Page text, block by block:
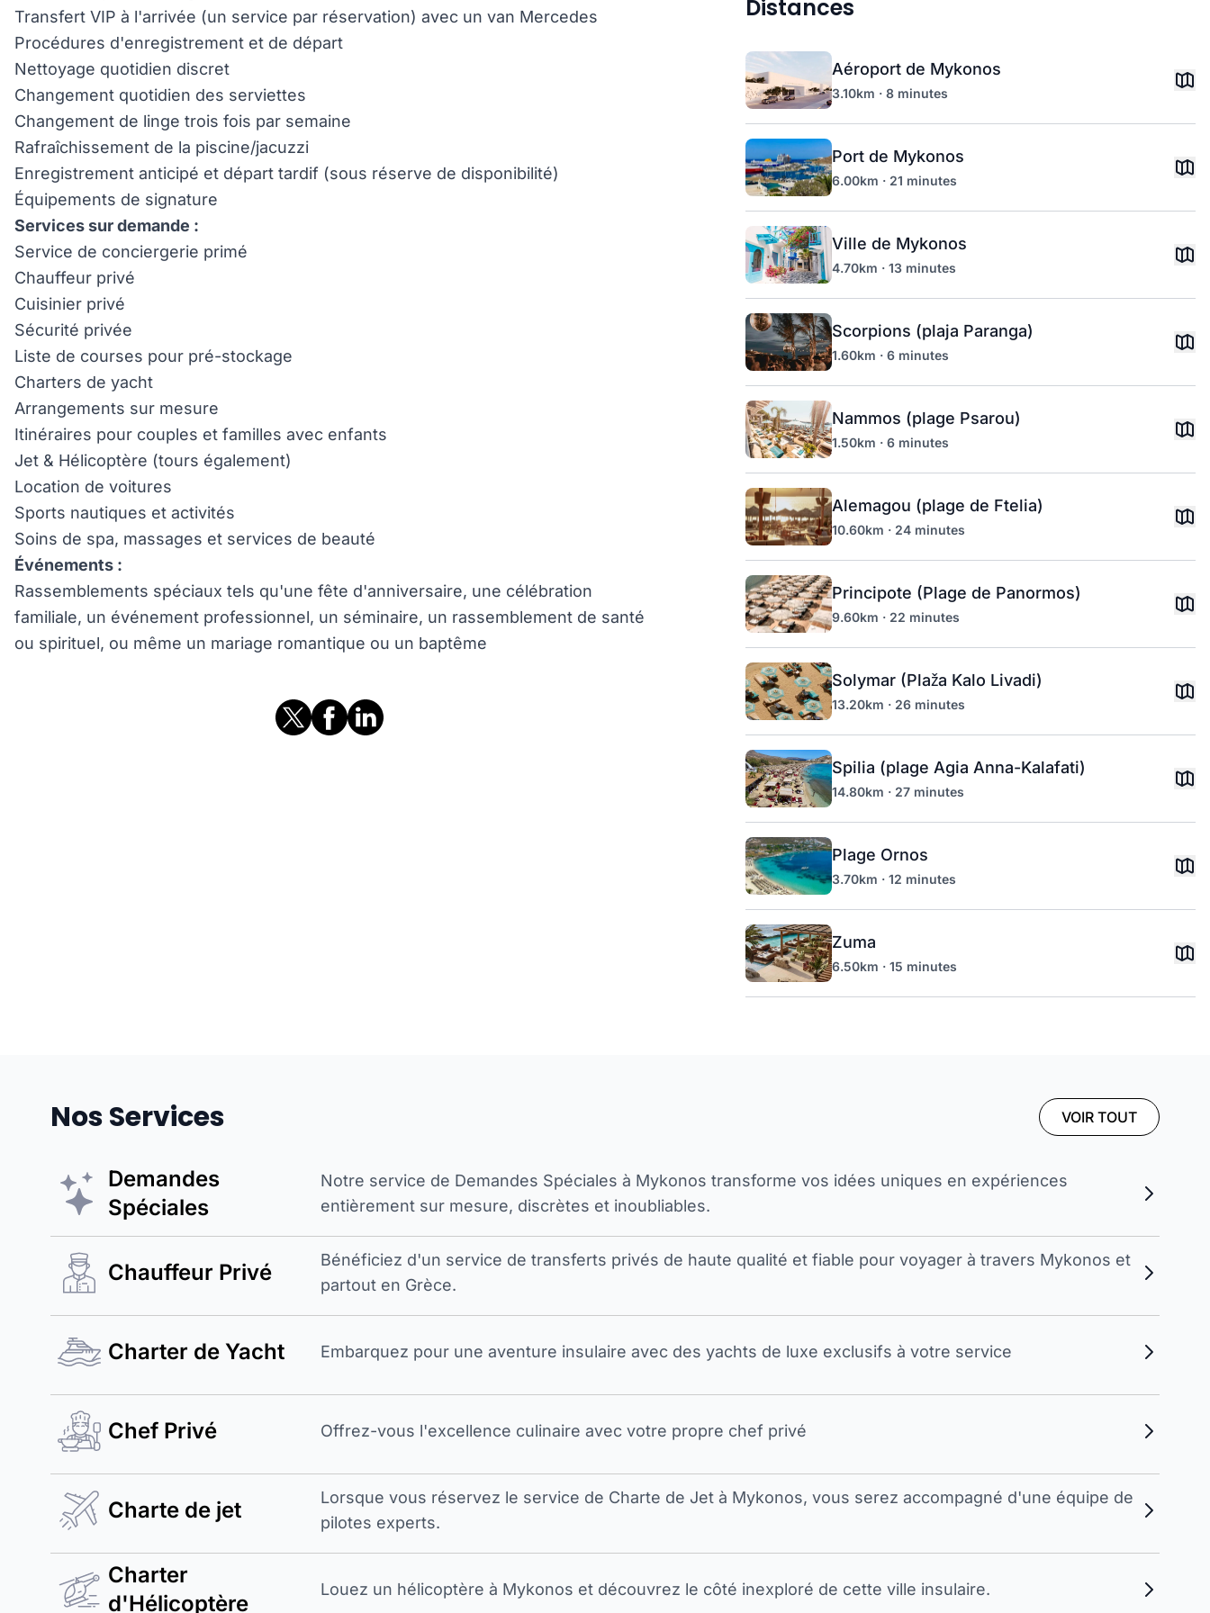
Transfert VIP à l'arrivée (un service par réservation) avec un van Mercedes
Procédures d'enregistrement et de départ
Nettoyage quotidien discret
Changement quotidien des serviettes
Changement de linge trois fois par semaine
Rafraîchissement de la piscine/jacuzzi
Enregistrement anticipé et départ tardif (sous réserve de disponibilité)
Équipements de signature
Services sur demande :
Service de conciergerie primé
Chauffeur privé
Cuisinier privé
Sécurité privée
Liste de courses pour pré-stockage
Charters de yacht
Arrangements sur mesure
Itinéraires pour couples et familles avec enfants
Jet & Hélicoptère (tours également)
Location de voitures
Sports nautiques et activités
Soins de spa, massages et services de beauté
Événements :
Rassemblements spéciaux tels qu'une fête d'anniversaire, une célébration
familiale, un événement professionnel, un séminaire, un rassemblement de santé
ou spirituel, ou même un mariage romantique ou un baptême
Distances
Aéroport de Mykonos
3.10km · 8 minutes
Port de Mykonos
6.00km · 21 minutes
Ville de Mykonos
4.70km · 13 minutes
Scorpions (plaja Paranga)
1.60km · 6 minutes
Nammos (plage Psarou)
1.50km · 6 minutes
Alemagou (plage de Ftelia)
10.60km · 24 minutes
Principote (Plage de Panormos)
9.60km · 22 minutes
Solymar (Plaža Kalo Livadi)
13.20km · 26 minutes
Spilia (plage Agia Anna-Kalafati)
14.80km · 27 minutes
Plage Ornos
3.70km · 12 minutes
Zuma
6.50km · 15 minutes
Nos Services VOIR TOUT
Demandes
Spéciales
Notre service de Demandes Spéciales à Mykonos transforme vos idées uniques en expériences
entièrement sur mesure, discrètes et inoubliables.
Chauffeur Privé
Bénéficiez d'un service de transferts privés de haute qualité et fiable pour voyager à travers Mykonos et
partout en Grèce.
Charter de Yacht Embarquez pour une aventure insulaire avec des yachts de luxe exclusifs à votre service
Chef Privé Offrez-vous l'excellence culinaire avec votre propre chef privé
Charte de jet
Lorsque vous réservez le service de Charte de Jet à Mykonos, vous serez accompagné d'une équipe de
pilotes experts.
Charter
d'Hélicoptère
Louez un hélicoptère à Mykonos et découvrez le côté inexploré de cette ville insulaire.